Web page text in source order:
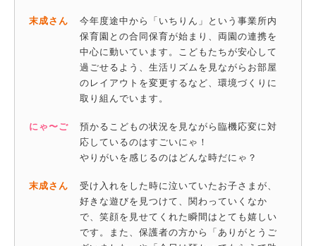
末成さん
今年度途中から「いちりん」という事業所内
保育園との合同保育が始まり、両園の連携を
中心に動いています。こどもたちが安心して
過ごせるよう、生活リズムを見ながらお部屋
のレイアウトを変更するなど、環境づくりに
取り組んでいます。
にゃ〜ご
預かるこどもの状況を見ながら臨機応変に対
応しているのはすごいにゃ！
やりがいを感じるのはどんな時だにゃ？
末成さん
受け入れをした時に泣いていたお子さまが、
好きな遊びを見つけて、関わっていくなか
で、笑顔を見せてくれた瞬間はとても嬉しい
です。また、保護者の方から「ありがとうご